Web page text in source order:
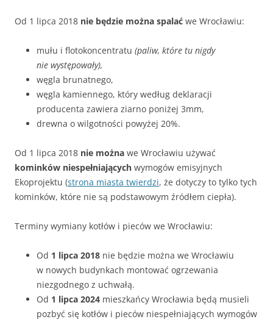
Od 1 lipca 2018 nie będzie można spalać we Wrocławiu:
mułu i flotokoncentratu (paliw, które tu nigdy
nie występowały),
węgla brunatnego,
węgla kamiennego, który według deklaracji
producenta zawiera ziarno poniżej 3mm,
drewna o wilgotności powyżej 20%.
Od 1 lipca 2018 nie można we Wrocławiu używać
kominków niespełniających wymogów emisyjnych
Ekoprojektu (strona miasta twierdzi, że dotyczy to tylko tych
kominków, które nie są podstawowym źródłem ciepła).
Terminy wymiany kotłów i pieców we Wrocławiu:
Od 1 lipca 2018 nie będzie można we Wrocławiu
w nowych budynkach montować ogrzewania
niezgodnego z uchwałą.
Od 1 lipca 2024 mieszkańcy Wrocławia będą musieli
pozbyć się kotłów i pieców niespełniających wymogów